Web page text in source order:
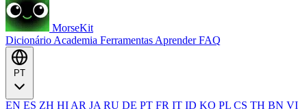
MorseKit
Dicionário Academia Ferramentas AprenderFAQ
EN ES ZH HI AR JA RU DE PT FR IT ID KO PL CS TH BN VI